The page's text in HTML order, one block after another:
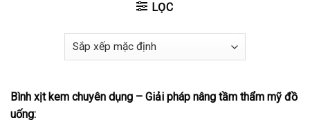
LỌC
Bình xịt kem chuyên dụng – Giải pháp nâng tầm thẩm mỹ đồ
uống: